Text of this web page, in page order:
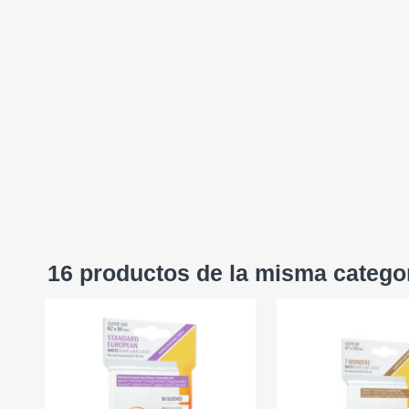
16 productos de la misma